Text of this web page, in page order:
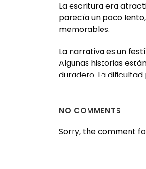
La escritura era
parecía un poco
memorables.
La narrativa es un
Algunas historias
duradero. La
NO COMMENTS
Sorry, the comment